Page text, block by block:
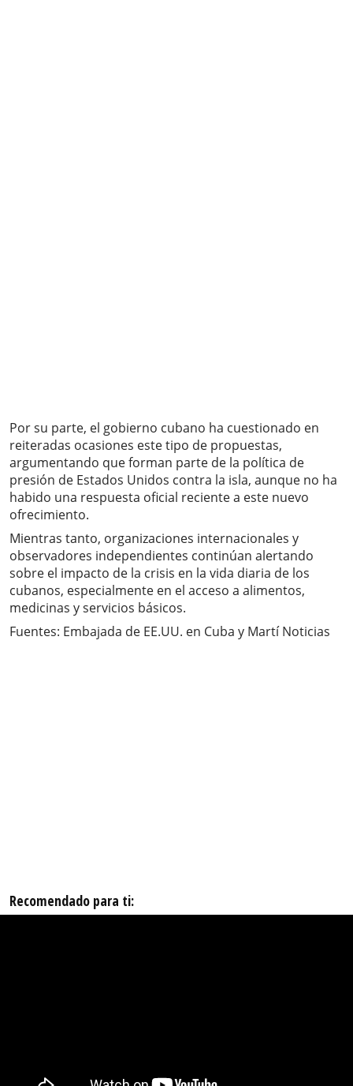
Por su parte, el gobierno cubano ha cuestionado en
reiteradas ocasiones este tipo de propuestas,
argumentando que forman parte de la política de
presión de Estados Unidos contra la isla, aunque no ha
habido una respuesta oficial reciente a este nuevo
ofrecimiento.
Mientras tanto, organizaciones internacionales y
observadores independientes continúan alertando
sobre el impacto de la crisis en la vida diaria de los
cubanos, especialmente en el acceso a alimentos,
medicinas y servicios básicos.
Fuentes: Embajada de EE.UU. en Cuba y Martí Noticias
Recomendado para ti: